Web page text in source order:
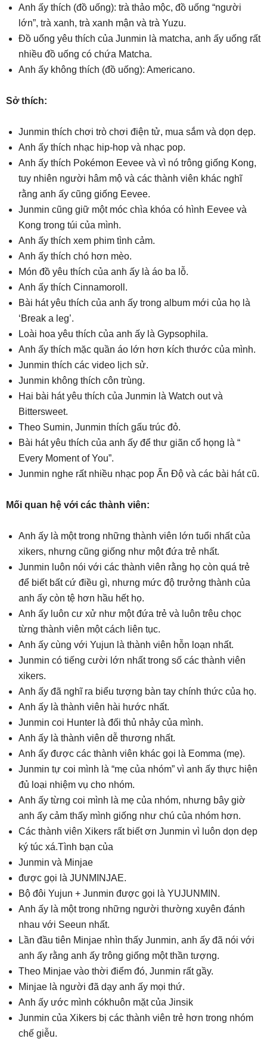
Anh ấy thích (đồ uống): trà thảo mộc, đồ uống “người
lớn”, trà xanh, trà xanh mận và trà Yuzu.
Đồ uống yêu thích của Junmin là matcha, anh ấy uống rất
nhiều đồ uống có chứa Matcha.
Anh ấy không thích (đồ uống): Americano.
Sở thích:
Junmin thích chơi trò chơi điện tử, mua sắm và dọn dẹp.
Anh ấy thích nhạc hip-hop và nhạc pop.
Anh ấy thích Pokémon Eevee và vì nó trông giống Kong,
tuy nhiên người hâm mộ và các thành viên khác nghĩ
rằng anh ấy cũng giống Eevee.
Junmin cũng giữ một móc chìa khóa có hình Eevee và
Kong trong túi của mình.
Anh ấy thích xem phim tình cảm.
Anh ấy thích chó hơn mèo.
Món đồ yêu thích của anh ấy là áo ba lỗ.
Anh ấy thích Cinnamoroll.
Bài hát yêu thích của anh ấy trong album mới của họ là
‘Break a leg’.
Loài hoa yêu thích của anh ấy là Gypsophila.
Anh ấy thích mặc quần áo lớn hơn kích thước của mình.
Junmin thích các video lịch sử.
Junmin không thích côn trùng.
Hai bài hát yêu thích của Junmin là Watch out và
Bittersweet.
Theo Sumin, Junmin thích gấu trúc đỏ.
Bài hát yêu thích của anh ấy để thư giãn cổ họng là “
Every Moment of You”.
Junmin nghe rất nhiều nhạc pop Ấn Độ và các bài hát cũ.
Mối quan hệ với các thành viên:
Anh ấy là một trong những thành viên lớn tuổi nhất của
xikers, nhưng cũng giống như một đứa trẻ nhất.
Junmin luôn nói với các thành viên rằng họ còn quá trẻ
để biết bất cứ điều gì, nhưng mức độ trưởng thành của
anh ấy còn tệ hơn hầu hết họ.
Anh ấy luôn cư xử như một đứa trẻ và luôn trêu chọc
từng thành viên một cách liên tục.
Anh ấy cùng với Yujun là thành viên hỗn loạn nhất.
Junmin có tiếng cười lớn nhất trong số các thành viên
xikers.
Anh ấy đã nghĩ ra biểu tượng bàn tay chính thức của họ.
Anh ấy là thành viên hài hước nhất.
Junmin coi Hunter là đối thủ nhảy của mình.
Anh ấy là thành viên dễ thương nhất.
Anh ấy được các thành viên khác gọi là Eomma (mẹ).
Junmin tự coi mình là “mẹ của nhóm” vì anh ấy thực hiện
đủ loại nhiệm vụ cho nhóm.
Anh ấy từng coi mình là mẹ của nhóm, nhưng bây giờ
anh ấy cảm thấy mình giống như chú của nhóm hơn.
Các thành viên Xikers rất biết ơn Junmin vì luôn dọn dẹp
ký túc xá.Tình bạn của
Junmin và Minjae
được gọi là JUNMINJAE.
Bộ đôi Yujun + Junmin được gọi là YUJUNMIN.
Anh ấy là một trong những người thường xuyên đánh
nhau với Seeun nhất.
Lần đầu tiên Minjae nhìn thấy Junmin, anh ấy đã nói với
anh ấy rằng anh ấy trông giống một thần tượng.
Theo Minjae vào thời điểm đó, Junmin rất gầy.
Minjae là người đã dạy anh ấy mọi thứ.
Anh ấy ước mình cókhuôn mặt của Jinsik
Junmin của Xikers bị các thành viên trẻ hơn trong nhóm
chế giễu.